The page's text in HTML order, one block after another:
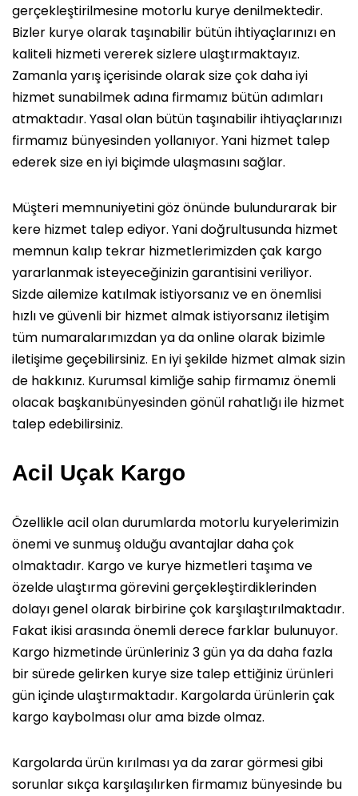
gerçekleştirilmesine motorlu kurye denilmektedir.
Bizler kurye olarak taşınabilir bütün ihtiyaçlarınızı en
kaliteli hizmeti vererek sizlere ulaştırmaktayız.
Zamanla yarış içerisinde olarak size çok daha iyi
hizmet sunabilmek adına firmamız bütün adımları
atmaktadır. Yasal olan bütün taşınabilir ihtiyaçlarınızı
firmamız bünyesinden yollanıyor. Yani hizmet talep
ederek size en iyi biçimde ulaşmasını sağlar.
Müşteri memnuniyetini göz önünde bulundurarak bir
kere hizmet talep ediyor. Yani doğrultusunda hizmet
memnun kalıp tekrar hizmetlerimizden çak kargo
yararlanmak isteyeceğinizin garantisini veriliyor.
Sizde ailemize katılmak istiyorsanız ve en önemlisi
hızlı ve güvenli bir hizmet almak istiyorsanız iletişim
tüm numaralarımızdan ya da online olarak bizimle
iletişime geçebilirsiniz. En iyi şekilde hizmet almak sizin
de hakkınız. Kurumsal kimliğe sahip firmamız önemli
olacak başkanıbünyesinden gönül rahatlığı ile hizmet
talep edebilirsiniz.
Acil Uçak Kargo
Özellikle acil olan durumlarda motorlu kuryelerimizin
önemi ve sunmuş olduğu avantajlar daha çok
olmaktadır. Kargo ve kurye hizmetleri taşıma ve
özelde ulaştırma görevini gerçekleştirdiklerinden
dolayı genel olarak birbirine çok karşılaştırılmaktadır.
Fakat ikisi arasında önemli derece farklar bulunuyor.
Kargo hizmetinde ürünleriniz 3 gün ya da daha fazla
bir sürede gelirken kurye size talep ettiğiniz ürünleri
gün içinde ulaştırmaktadır. Kargolarda ürünlerin çak
kargo kaybolması olur ama bizde olmaz.
Kargolarda ürün kırılması ya da zarar görmesi gibi
sorunlar sıkça karşılaşılırken firmamız bünyesinde bu